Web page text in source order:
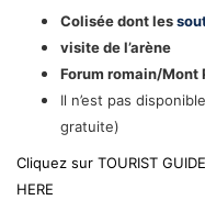
Colisée dont les
visite de l’arène
Forum romain/Mont
Il n’est pas
gratuite)
Cliquez sur TOURIST
HERE